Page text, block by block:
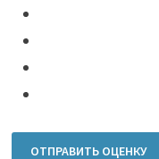
ОТПРАВИТЬ ОЦЕНКУ